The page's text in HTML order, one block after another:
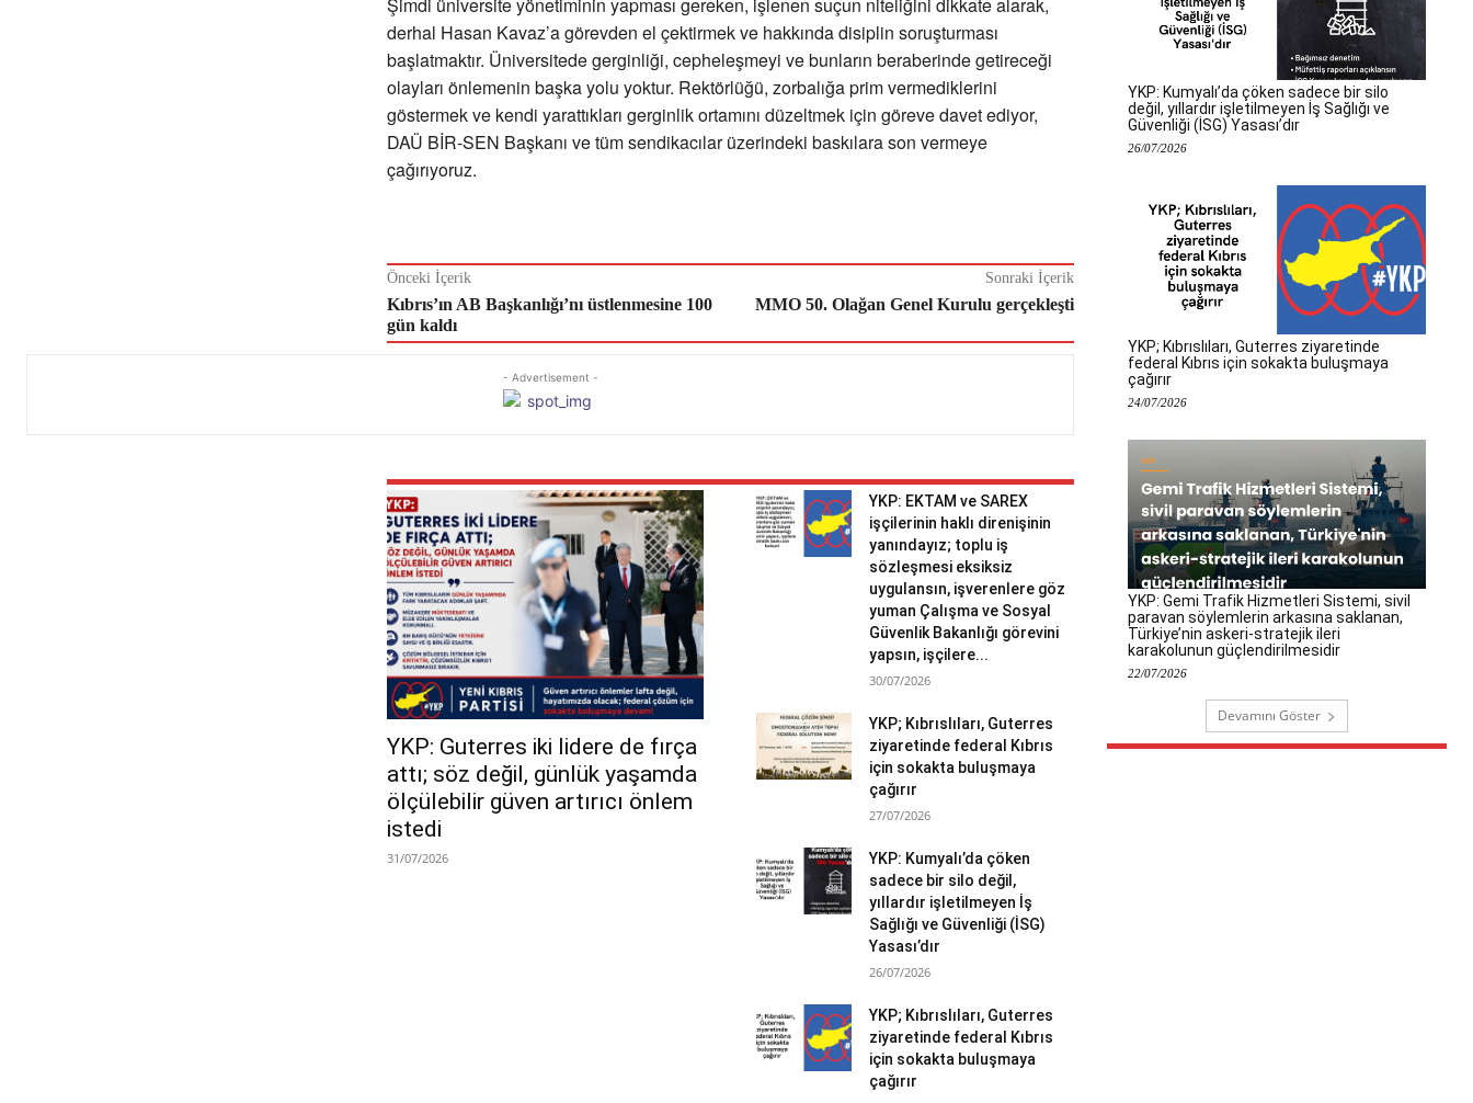
derhal Hasan Kavaz’a görevden el çektirmek ve hakkında disiplin soruşturması
başlatmaktır. Üniversitede gerginliği, cepheleşmeyi ve bunların beraberinde getireceği
olayları önlemenin başka yolu yoktur. Rektörlüğü, zorbalığa prim vermediklerini
göstermek ve kendi yarattıkları gerginlik ortamını düzeltmek için göreve davet ediyor,
DAÜ BİR-SEN Başkanı ve tüm sendikacılar üzerindeki baskılara son vermeye
çağırıyoruz.
Önceki İçerik
Kıbrıs’ın AB Başkanlığı’nı üstlenmesine 100
gün kaldı
Sonraki İçerik
MMO 50. Olağan Genel Kurulu gerçekleşti
- Advertisement -
YKP: Guterres iki lidere de fırça
attı; söz değil, günlük yaşamda
ölçülebilir güven artırıcı önlem
istedi
31/07/2026
YKP: EKTAM ve SAREX
işçilerinin haklı direnişinin
yanındayız; toplu iş
sözleşmesi eksiksiz
uygulansın, işverenlere göz
yuman Çalışma ve Sosyal
Güvenlik Bakanlığı görevini
yapsın, işçilere...
30/07/2026
YKP; Kıbrıslıları, Guterres
ziyaretinde federal Kıbrıs
için sokakta buluşmaya
çağırır
27/07/2026
YKP: Kumyalı’da çöken
sadece bir silo değil,
yıllardır işletilmeyen İş
Sağlığı ve Güvenliği (İSG)
Yasası’dır
26/07/2026
YKP; Kıbrıslıları, Guterres
ziyaretinde federal Kıbrıs
için sokakta buluşmaya
çağırır
YKP: Kumyalı’da çöken sadece bir silo
değil, yıllardır işletilmeyen İş Sağlığı ve
Güvenliği (İSG) Yasası’dır
26/07/2026
YKP; Kıbrıslıları, Guterres ziyaretinde
federal Kıbrıs için sokakta buluşmaya
çağırır
24/07/2026
YKP: Gemi Trafik Hizmetleri Sistemi, sivil
paravan söylemlerin arkasına saklanan,
Türkiye’nin askeri-stratejik ileri
karakolunun güçlendirilmesidir
22/07/2026
Devamını Göster